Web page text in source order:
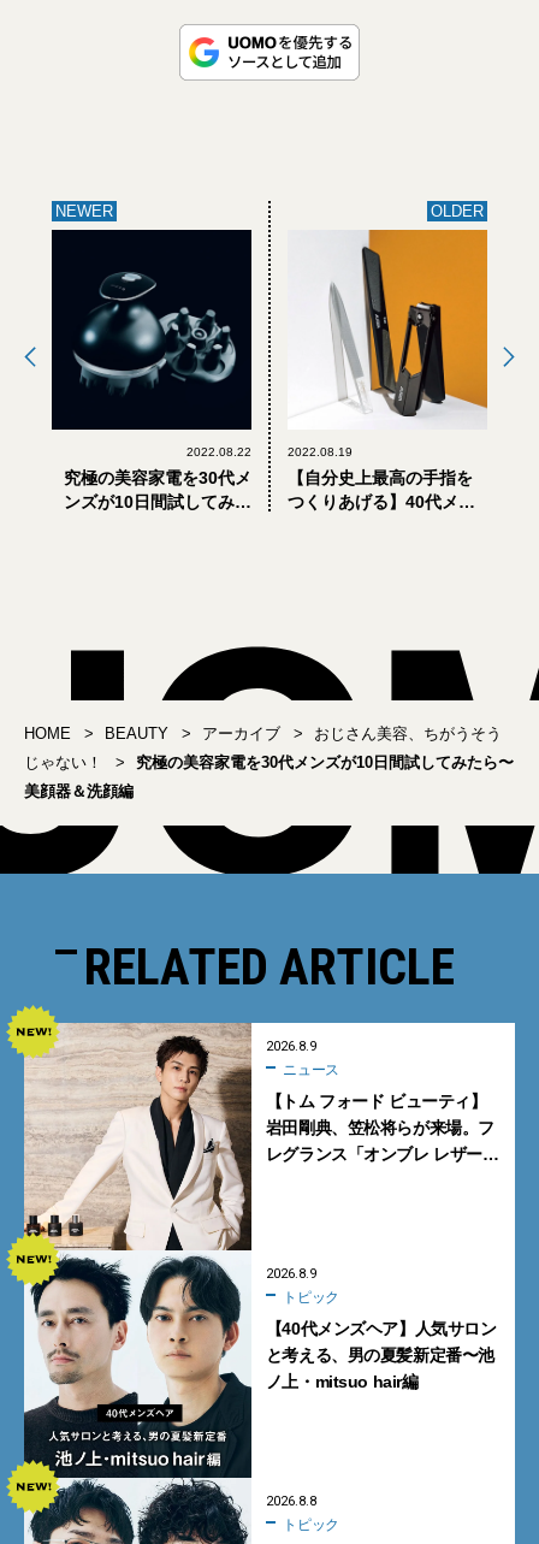
NEWER
2022.08.22
究極の美容家電を30代メ
ンズが10日間試してみた
OLDER
2022.08.19
【自分史上最高の手指を
つくりあげる】40代メン
HOME BEAUTY アーカイブ
おじさん美容、ちがうそう
じゃない！
究極の美容家電を30代メンズが10日間試してみたら〜
美顔器＆洗顔編
RELATED ARTICLE
2026.8.9
ニュース
【トム フォード ビューティ】
岩田剛典、笠松将らが来場。フ
レグランス「オンブレ レザー」
2026.8.9
トピック
【40代メンズヘア】人気サロン
と考える、男の夏髪新定番〜池
ノ上・mitsuo hair編
2026.8.8
トピック